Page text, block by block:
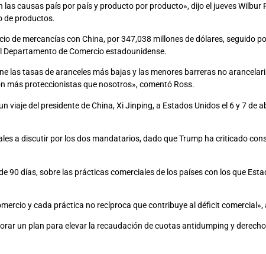
causas país por país y producto por producto», dijo el jueves Wilbur
de productos.
de mercancías con China, por 347,038 millones de dólares, seguido
de Comercio estadounidense.
las tasas de aranceles más bajas y las menores barreras no
más proteccionistas que nosotros», comentó Ross.
del presidente de China, Xi Jinping, a Estados Unidos el 6 y 7 de
a discutir por los dos mandatarios, dado que Trump ha criticado
90 días, sobre las prácticas comerciales de los países con los que
y cada práctica no recíproca que contribuye al déficit comercial»,
un plan para elevar la recaudación de cuotas antidumping y